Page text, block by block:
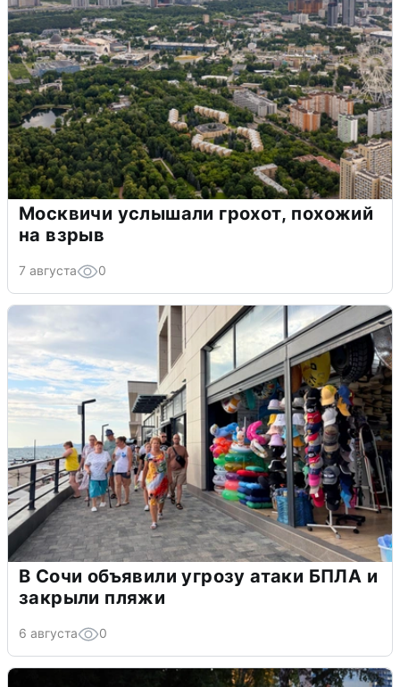
Москвичи услышали грохот, похожий
на взрыв
7 августа 0
В Сочи объявили угрозу атаки БПЛА и
закрыли пляжи
6 августа 0